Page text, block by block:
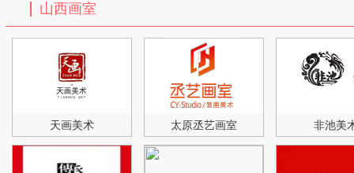
山西画室
天画美术 太原丞艺画室 非池美